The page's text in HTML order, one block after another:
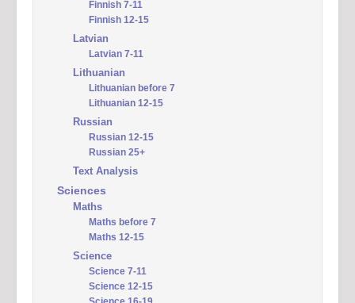
Finnish 7-11
Finnish 12-15
Latvian
Latvian 7-11
Lithuanian
Lithuanian before 7
Lithuanian 12-15
Russian
Russian 12-15
Russian 25+
Text Analysis
Sciences
Maths
Maths before 7
Maths 12-15
Science
Science 7-11
Science 12-15